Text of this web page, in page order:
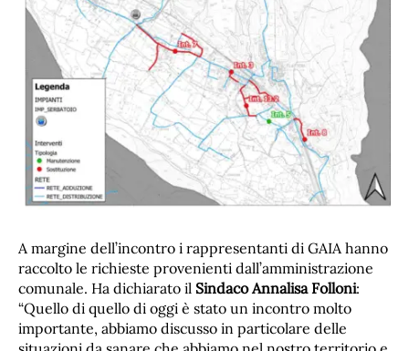
A margine dell’incontro i rappresentanti di GAIA hanno
raccolto le richieste provenienti dall’amministrazione
comunale. Ha dichiarato il Sindaco Annalisa Folloni:
“Quello di quello di oggi è stato un incontro molto
importante, abbiamo discusso in particolare delle